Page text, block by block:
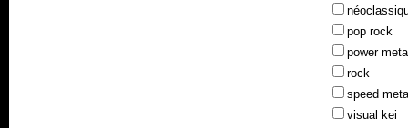
pop rock
power
rock
speed
visual kei